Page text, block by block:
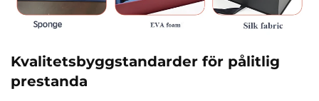
Kvalitetsbyggstandarder för pålitlig
prestanda